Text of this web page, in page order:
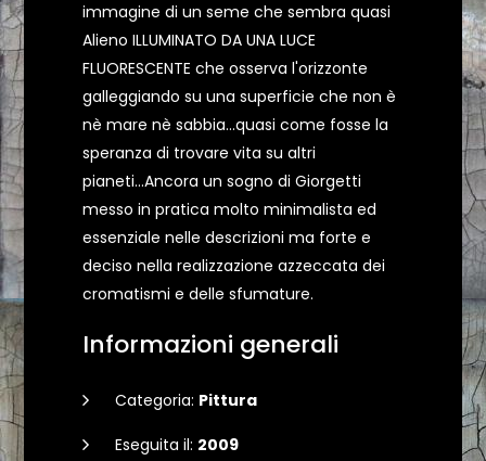
immagine di un seme che sembra quasi
Alieno ILLUMINATO DA UNA LUCE
FLUORESCENTE che osserva l'orizzonte
galleggiando su una superficie che non è
nè mare nè sabbia...quasi come fosse la
speranza di trovare vita su altri
pianeti...Ancora un sogno di Giorgetti
messo in pratica molto minimalista ed
essenziale nelle descrizioni ma forte e
deciso nella realizzazione azzeccata dei
cromatismi e delle sfumature.
Informazioni generali
Categoria: Pittura
Eseguita il: 2009